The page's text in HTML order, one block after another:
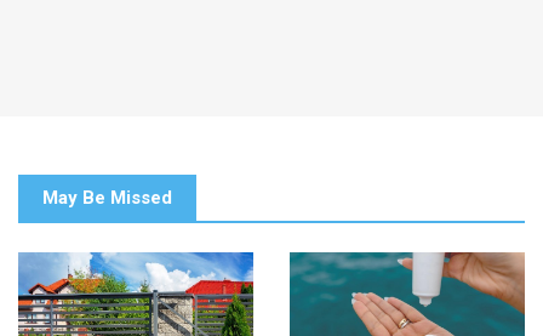
May Be Missed